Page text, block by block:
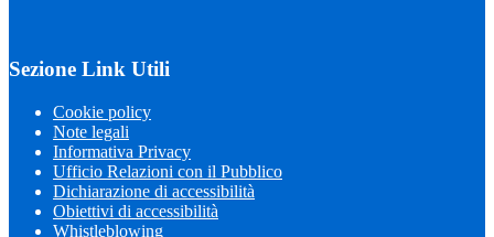
Sezione Link Utili
Cookie policy
Note legali
Informativa Privacy
Ufficio Relazioni con il Pubblico
Dichiarazione di accessibilità
Obiettivi di accessibilità
Whistleblowing